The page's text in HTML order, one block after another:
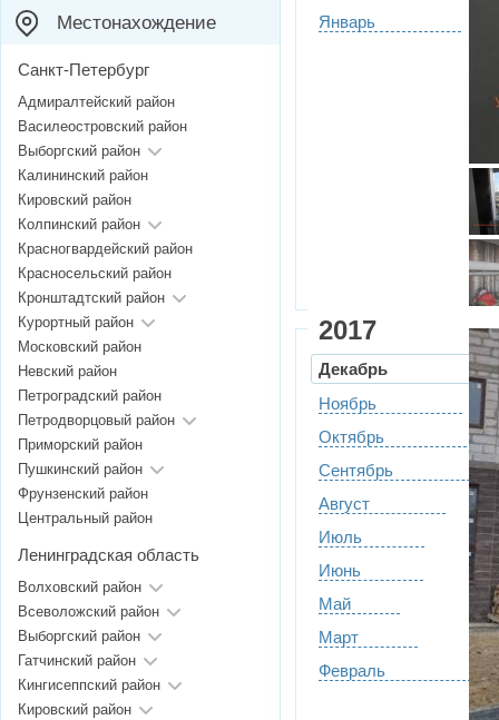
Январь
2017
Декабрь
Ноябрь
Октябрь
Сентябрь
Август
Июль
Июнь
Май
Март
Февраль
Местонахождение
Санкт-Петербург
Адмиралтейский район
Василеостровский район
Выборгский район
Калининский район
Кировский район
Колпинский район
Красногвардейский район
Красносельский район
Кронштадтский район
Курортный район
Московский район
Невский район
Петроградский район
Петродворцовый район
Приморский район
Пушкинский район
Фрунзенский район
Центральный район
Ленинградская область
Волховский район
Всеволожский район
Выборгский район
Гатчинский район
Кингисеппский район
Кировский район